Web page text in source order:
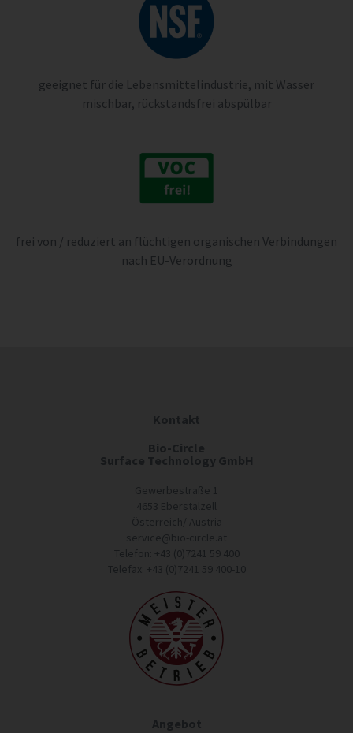
geeignet für die Lebensmittelindustrie, mit Wasser
mischbar, rückstandsfrei abspülbar
frei von / reduziert an flüchtigen organischen Verbindungen
nach EU-Verordnung
Kontakt
Bio-Circle
Surface Technology GmbH
Gewerbestraße 1
4653 Eberstalzell
Österreich/ Austria
service@bio-circle.at
Telefon: +43 (0)7241 59 400
Telefax: +43 (0)7241 59 400-10
Angebot